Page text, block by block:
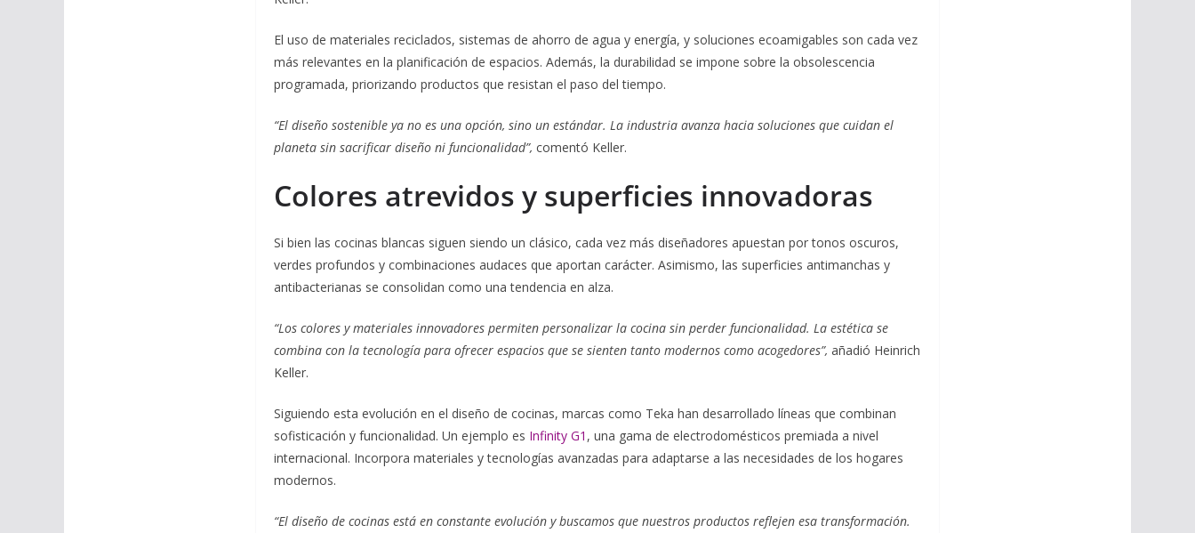
El uso de materiales reciclados, sistemas de ahorro de agua y energía, y soluciones ecoamigables son cada vez
más relevantes en la planificación de espacios. Además, la durabilidad se impone sobre la obsolescencia
programada, priorizando productos que resistan el paso del tiempo.
“El diseño sostenible ya no es una opción, sino un estándar. La industria avanza hacia soluciones que cuidan el
planeta sin sacrificar diseño ni funcionalidad”, comentó Keller.
Colores atrevidos y superficies innovadoras
Si bien las cocinas blancas siguen siendo un clásico, cada vez más diseñadores apuestan por tonos oscuros,
verdes profundos y combinaciones audaces que aportan carácter. Asimismo, las superficies antimanchas y
antibacterianas se consolidan como una tendencia en alza.
“Los colores y materiales innovadores permiten personalizar la cocina sin perder funcionalidad. La estética se
combina con la tecnología para ofrecer espacios que se sienten tanto modernos como acogedores”, añadió Heinrich
Keller.
Siguiendo esta evolución en el diseño de cocinas, marcas como Teka han desarrollado líneas que combinan
sofisticación y funcionalidad. Un ejemplo es Infinity G1 , una gama de electrodomésticos premiada a nivel
internacional. Incorpora materiales y tecnologías avanzadas para adaptarse a las necesidades de los hogares
modernos.
“El diseño de cocinas está en constante evolución y buscamos que nuestros productos reflejen esa transformación.